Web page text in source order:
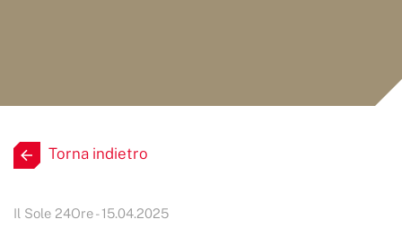
Torna indietro
Il Sole 24Ore - 15.04.2025